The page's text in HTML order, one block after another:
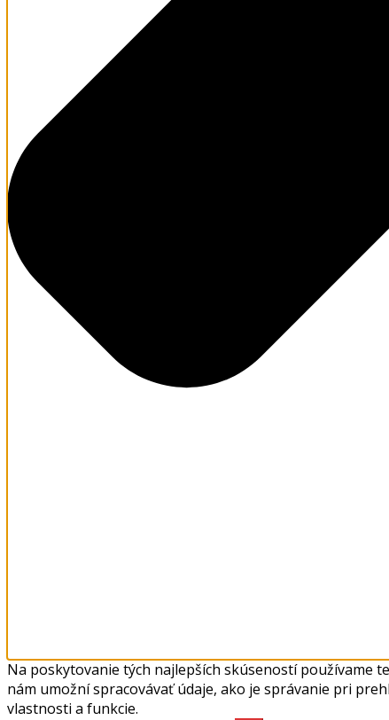
Na poskytovanie tých najlepších skúseností používame
nám umožní spracovávať údaje, ako je správanie pri
vlastnosti a funkcie.